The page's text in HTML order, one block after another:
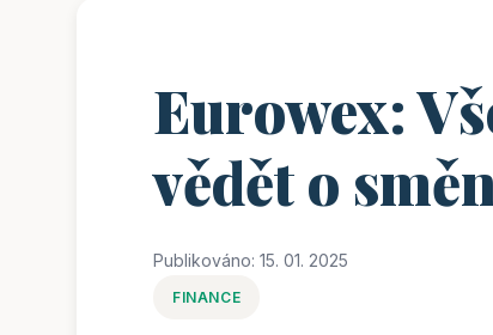
Eurowex:
vědět o
Publikováno: 15. 01. 2025
FINANCE